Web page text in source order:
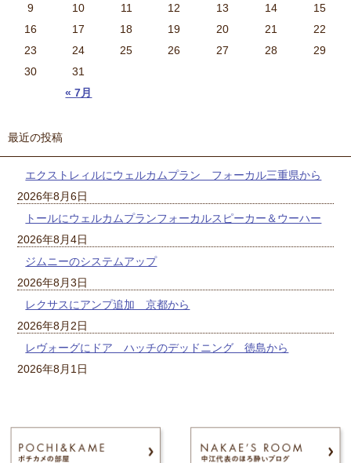
« 7月
9
10 11 12 13 14
15
16
17 18 19 20 21
22
23
24 25 26 27 28
29
30
31
最近の投稿
エクストレィルにウェルカムプラン フォーカル三重県から
2026年8月6日
トールにウェルカムプランフォーカルスピーカー＆ウーハー
2026年8月4日
ジムニーのシステムアップ
2026年8月3日
レクサスにアンプ追加 京都から
2026年8月2日
レヴォーグにドア ハッチのデッドニング 徳島から
2026年8月1日